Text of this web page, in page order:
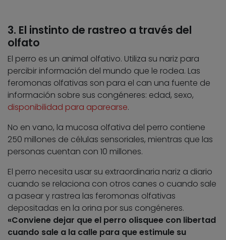
3. El instinto de rastreo a través del
olfato
El perro es un animal olfativo. Utiliza su nariz para
percibir información del mundo que le rodea. Las
feromonas olfativas son para el can una fuente de
información sobre sus congéneres: edad, sexo,
disponibilidad para aparearse.
No en vano, la mucosa olfativa del perro contiene
250 millones de células sensoriales, mientras que las
personas cuentan con 10 millones.
El perro necesita usar su extraordinaria nariz a diario
cuando se relaciona con otros canes o cuando sale
a pasear y rastrea las feromonas olfativas
depositadas en la orina por sus congéneres.
«Conviene dejar que el perro olisquee con libertad
cuando sale a la calle para que estimule su